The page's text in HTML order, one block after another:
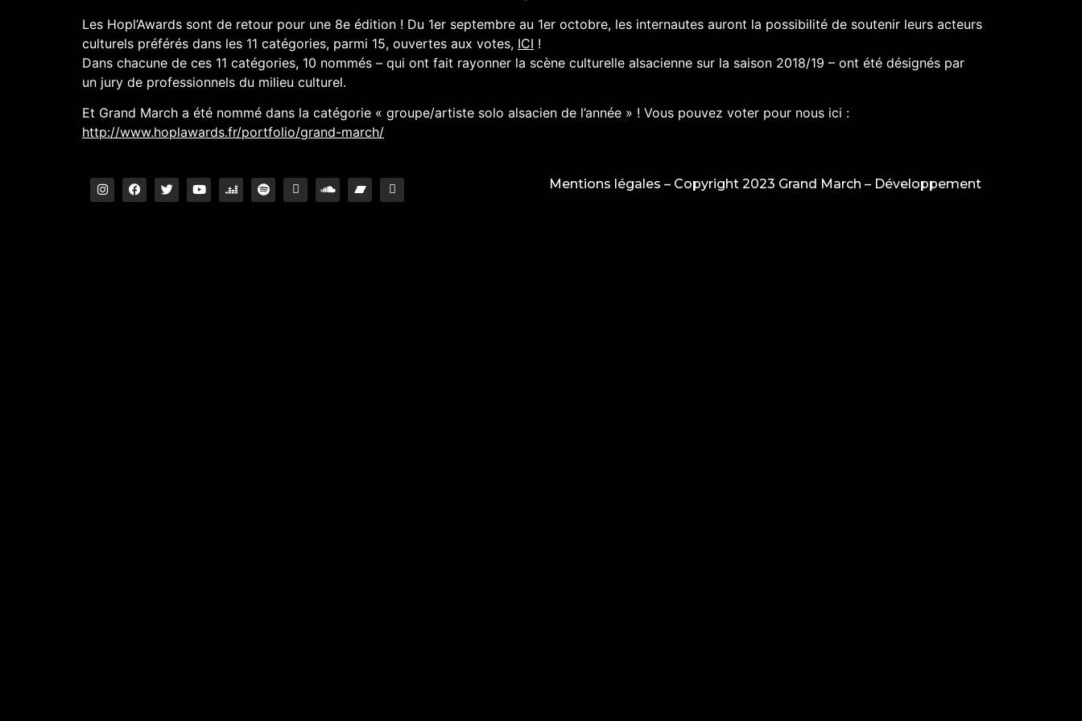
Les Hopl’Awards sont de retour pour une 8e édition ! Du 1er septembre au 1er octobre, les internautes auront la possibilité de soutenir leurs acteurs
culturels préférés dans les 11 catégories, parmi 15, ouvertes aux votes, ICI !
Dans chacune de ces 11 catégories, 10 nommés – qui ont fait rayonner la scène culturelle alsacienne sur la saison 2018/19 – ont été désignés par
un jury de professionnels du milieu culturel.
Et Grand March a été nommé dans la catégorie « groupe/artiste solo alsacien de l’année » ! Vous pouvez voter pour nous ici :
http://www.hoplawards.fr/portfolio/grand-march/
Mentions légales – Copyright 2023 Grand March – Développement